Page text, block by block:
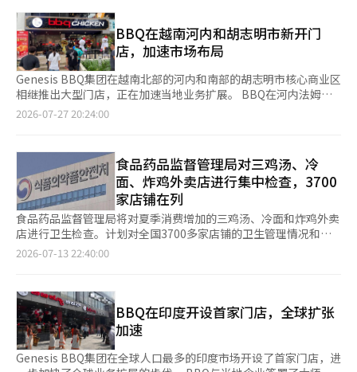
（SI）进行最后的协商。 投资者关注外食连锁品牌的原因在于其稳
定的现金创造能力。随着加盟店数量的增加，总部可以通过特许经
营费、原材料供应和物流等方式持续获得收益。收购后，通过扩大
数字订单、提高物流效率和品牌更新等方式，提升盈利能力的空间
也很大。 海外扩展性也是主要的投资因素。随着K-食品的流行，
国内经过验证的品牌在海外市场的落地期望越来越高，全球资本的
投资也随之增加。妈咪炸鸡已在泰国、蒙古和日本等地扩展业务，
本村炸鸡在全球10个国家运营着500多家门店。 成功进行体质改善
1万亿韩元的消费者销售额。KFC韩国也通过扩大特许经营和运营
效率，约以2000亿韩元的价格成功再出售，完成了三年内成功的
投资回收（退出）模式。 然而，随着资本流入的增加，潜在的副
作用和风险也引发了警惕。由于私募基金的结构性特征，存在在一
定期限内必须获得高收益并收回投资的压力。为了改善短期财务指
标，过度削减成本可能会损害品牌的独特性。如果将原材料供应、
物流费用和广告费用的负担转嫁给加盟商，可能会导致总部与加盟
示：“过去，门店数量决定企业价值，而现在，门店的盈利能力、
海外扩展性和数字竞争力更为重要的评估标准。”他还表示：“未
来一段时间，围绕竞争力得到验证的品牌，外食连锁品牌并购将继
续进行。”※ 本报道经人工智能（AI）系统翻译与编辑。
店。 南华妍，餐饮品牌集团海外业务部负责人表示：“菲律宾是
一个外出就餐文化和鸡肉消费活跃的市场，我们将通过反映当地饮
食文化的战略菜单，扩大在菲律宾的品牌接触点。”※ 本报道经
人工智能（AI）系统翻译与编辑。
饮企业近期在蒙古市场加快了门店扩展和出口品类多样化的步伐。
原本集中在首都乌兰巴托的进军区域，正在向西北部的重点城市和
地方城市扩展。 外餐饮行业是最积极的参与者。妈咪手指最近在
蒙古开设了第20家店“诺敏马克罗店”，使其在当地快餐行业的门
店数量排名第二。自2023年进入当地市场以来，经过约2年10个月
的时间，超越了全球品牌汉堡王（18家店），并计划在年底前将门
店数量增至25家，争取在明年年底超越排名第一的肯德基（29家
店）。 更本韩国也在5月开设了香港饭店的蒙古第一家店，进一步
家门店的更本韩国，计划在下半年在新村食堂蒙古第五家店入驻的
阿尤德塔楼再开设第二家香港饭店。更本韩国相关人士表示：“我
们注意到当地对炸酱面和海鲜面等韩国中餐的兴趣日益增加，因此
决定推出新品牌。” 在面包市场，韩国品牌的存在感也在增强。
CJ食品公司运营的巴黎贝甜于1日在距离蒙古乌兰巴托约1400公里
的西北部城市乌兰戈姆开设了韩国品牌的第一家店。自2016年与
当地企业Artisan LLC签署了母特许经营协议以来，巴黎贝甜目前
在蒙古运营26家门店。SPC集团的巴黎贝甜也在去年底在乌兰巴托
业们则在现有品牌竞争力的基础上扩大出口品类。根据KOTRA的
数据，在年均增长5-7%的蒙古方便面市场中，农心、八道、好丽
友等国内企业占据了约70%的市场份额。特别是农心的市场份额超
过45%，保持市场第一。南阳乳业最近与当地分销企业Maximus
签署了为期三年的100亿韩元的出口扩大协议，扩大了奶粉、灭菌
牛奶和奶酪等品类。乐天饮料也在以啤酒“克拉希”为主打，扩大
BBQ在越南河内和胡志明市新开门
店，加速市场布局
Genesis BBQ集团在越南北部的河内和南部的胡志明市核心商业区
相继推出大型门店，正在加速当地业务扩展。 BBQ在河内法姆班
东地区开设了50平方米的“BBQ绿色星店”，并在胡志明市第七
福店”。 此次开店使BBQ在越南主要城市河内和胡志明市的核心
商业区之间建立了门店网络。特别是在胡志明市，自今年5月在代
表性餐饮商业区潘西龙推出南部首家门店以来，约两个月内连续开
设了第二和第三家门店，迅速扩大南部市场的布局。 新开设的门
店均位于各地区的主要商业和居住中心。河内的绿色星店位于中上
层住宅小区和商业设施密集的法姆班东生活圈中心，凭借门店前的
广场和良好的可达性，旨在吸引家庭客户和当地居民的需求。 胡
志明市的第二家门店BBQ美德店位于富美兴新城，这是一个外籍居
明市的第三家门店BBQ太福店则位于边坦市场和游客街附近的旅游
和商业中心，目标是国内外游客及当地上班族的流动人群。 新开
门店将推出黄金橄榄鸡（黄金炸鸡）、调味鸡（秘密酱鸡）以及东
南亚地区限定的UFO鸡等代表性鸡肉菜单。同时，还提供炒年糕、
杂菜、泡菜炒饭等韩式菜单，以及比萨、鸡肉汉堡、沙拉等多样化
的餐食选择。 目前，BBQ在越南运营着40多家门店，计划继续根
2026-07-27 20:24:00
食品药品监督管理局对三鸡汤、冷
面、炸鸡外卖店进行集中检查，3700
家店铺在列
食品药品监督管理局将对夏季消费增加的三鸡汤、冷面和炸鸡外卖
店进行卫生检查。计划对全国3700多家店铺的卫生管理情况和食
物中毒预防措施进行集中检查。 食品药品监督管理局于13日表
进行集中检查。 此次检查旨在加强夏季消费较多的食品及使用鸡
蛋的餐厅的卫生管理，以应对沙门氏菌食物中毒的风险。已知引起
食物中毒的细菌在35至36℃的环境中繁殖速度最快。 检查对象包
括专门销售三鸡汤、冷面、炸鸡的外卖店，以及最近没有检查记录
或有食品卫生法违规记录的使用鸡蛋的餐厅，共3700多家。 外卖
2026-07-13 22:40:00
BBQ在印度开设首家门店，全球扩张
加速
Genesis BBQ集团在全球人口最多的印度市场开设了首家门店，进